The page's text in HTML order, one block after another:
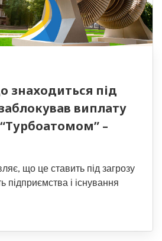
знаходиться під
виплату
–
що це ставить під загрозу
підприємства і існування